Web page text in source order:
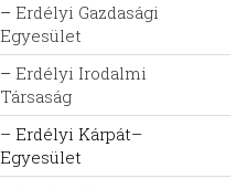
– Erdélyi Gazdasági
Egyesület
– Erdélyi Irodalmi
Társaság
– Erdélyi Kárpát–
Egyesület